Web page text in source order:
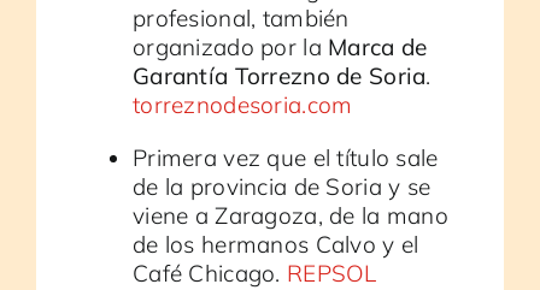
profesional, también
organizado por la Marca de
Garantía Torrezno de Soria.
torreznodesoria.com
Primera vez que el título sale
de la provincia de Soria y se
viene a Zaragoza, de la mano
de los hermanos Calvo y el
Café Chicago. REPSOL